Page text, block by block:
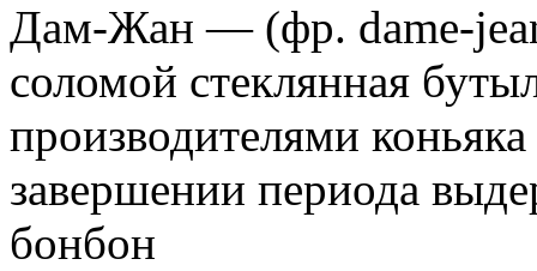
Дам-Жан — (фр. dame-
соломой стеклянная
производителями
завершении периода
бонбон